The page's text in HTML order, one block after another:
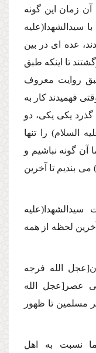
آن زمان این گونه
سیدالشهدا(علیه
عده اى در بین
تا اینكه طبق
روایت معروف
فهمیدند كار به
یكى یكى، دو
السلام) را تنها
آن گونه نباشیم و
مى بندیم تا آخرین
لحظه از همه
الله فرجه
عصر[عجل الله
مسلمین تا ظهور
نسبت به اهل